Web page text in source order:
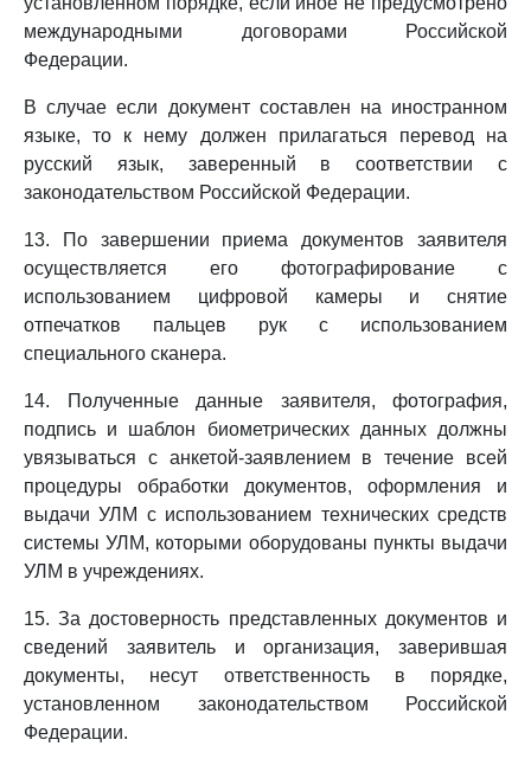
международными договорами Российской
Федерации.
В случае если документ составлен на иностранном
языке, то к нему должен прилагаться перевод на
русский язык, заверенный в соответствии с
законодательством Российской Федерации.
13. По завершении приема документов заявителя
осуществляется его фотографирование с
использованием цифровой камеры и снятие
отпечатков пальцев рук с использованием
специального сканера.
14. Полученные данные заявителя, фотография,
подпись и шаблон биометрических данных должны
увязываться с анкетой-заявлением в течение всей
процедуры обработки документов, оформления и
выдачи УЛМ с использованием технических средств
системы УЛМ, которыми оборудованы пункты выдачи
УЛМ в учреждениях.
15. За достоверность представленных документов и
сведений заявитель и организация, заверившая
документы, несут ответственность в порядке,
установленном законодательством Российской
Федерации.